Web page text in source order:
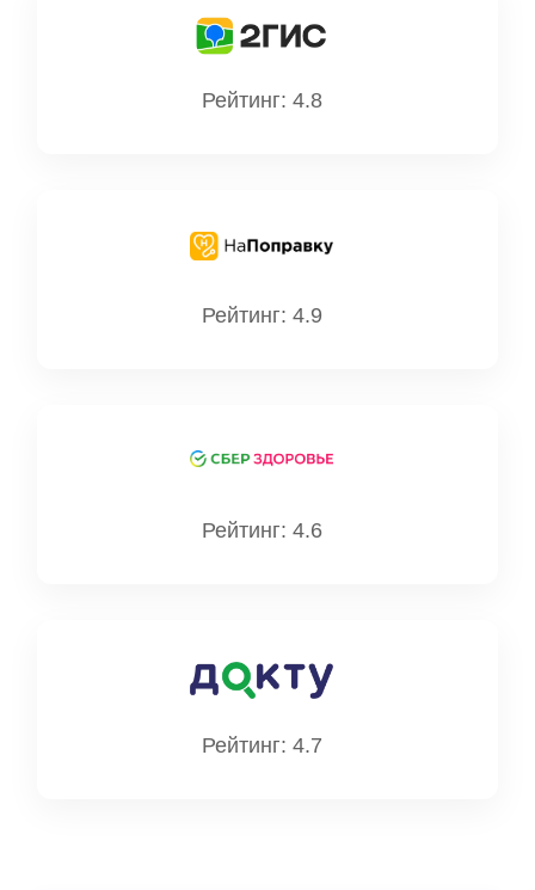
Рейтинг: 4.8
Рейтинг: 4.9
Рейтинг: 4.6
Рейтинг: 4.7